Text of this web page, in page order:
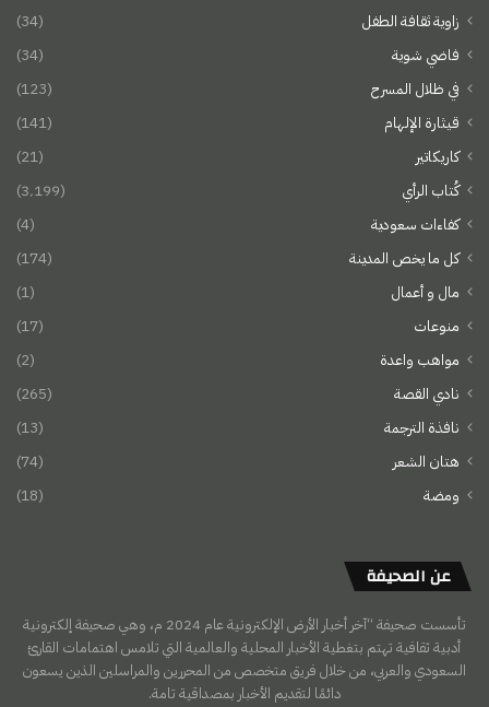
زاوية ثقافة الطفل
(34)
فاضي شوية
(34)
في ظلال المسرح
(123)
قيثارة الإلهام
(141)
كاريكاتير
(21)
كُتاب الرأي
(3٬199)
كفاءات سعودية
(4)
كل ما يخص المدينة
(174)
مال و أعمال
(1)
منوعات
(17)
مواهب واعدة
(2)
نادي القصة
(265)
نافذة الترجمة
(13)
هتان الشعر
(74)
ومضة
(18)
عن الصحيفة
تأسست صحيفة “آخر أخبار الأرض الإلكترونية عام 2024 م، وهي صحيفة إلكترونية
أدبية ثقافية تهتم بتغطية الأخبار المحلية والعالمية التي تلامس اهتمامات القارئ
السعودي والعربي، من خلال فريق متخصص من المحررين والمراسلين الذين يسعون
دائمًا لتقديم الأخبار بمصداقية تامة.